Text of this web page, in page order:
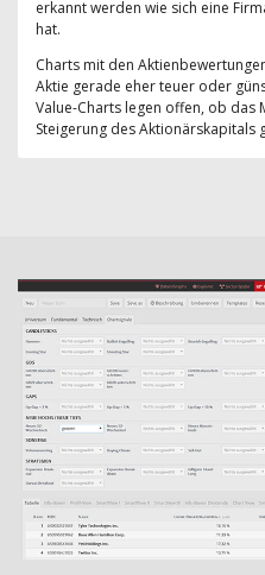
erkannt werden wie sich eine
hat.
Charts mit den
Aktie gerade eher teuer oder
Value-Charts legen offen, ob das
Steigerung des Aktionärskapitals